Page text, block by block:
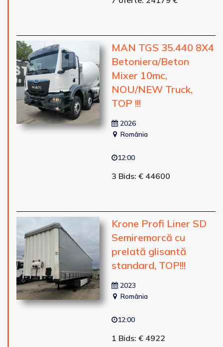
MAN TGS 35.440 8X4
Betoniera/Beton
Mixer 10mc,
NOU/NEW Truck,
TOP !!!
2026
România
12:00
3 Bids: € 44600
Krone Profi Liner SD
Semiremorcă cu
prelată glisantă
standard, TOP!!!
2023
România
12:00
1 Bids: € 4922